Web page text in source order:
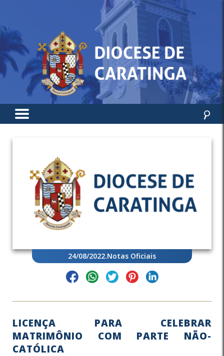
24/08/2022.Notas Oficiais
LICENÇA PARA CELEBRAR
MATRIMÔNIO COM PARTE NÃO-
CATÓLICA